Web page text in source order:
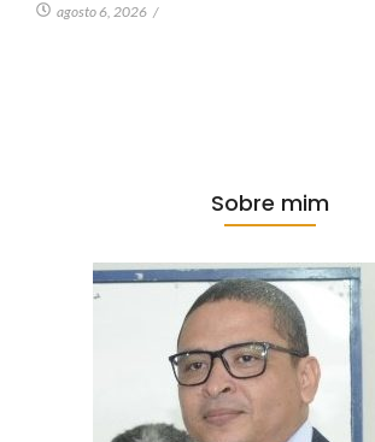
agosto 6, 2026 /
Sobre mim